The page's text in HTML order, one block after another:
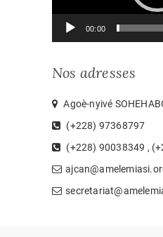
00:00
Nos adresses
Agoè-nyivé
(+228) 97368797
(+228) 90038349 ,